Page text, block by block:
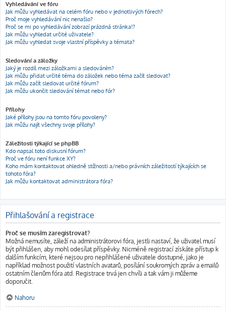
Vyhledávání ve fóru
Jak můžu vyhledávat na celém fóru nebo v jednotlivých fórech?
Proč moje vyhledávání nic nenašlo?
Proč se mi po vyhledávání zobrazí prázdná stránka!?
Jak můžu vyhledat určité uživatele?
Jak můžu vyhledat svoje vlastní příspěvky a témata?
Sledování a záložky
Jaký je rozdíl mezi záložkami a sledováním?
Jak můžu přidat určité téma do záložek nebo téma začít sledovat?
Jak můžu začít sledovat určité fórum?
Jak můžu ukončit sledování témat nebo fór?
Přílohy
Jaké přílohy jsou na tomto fóru povoleny?
Jak můžu najít všechny svoje přílohy?
Záležitosti týkající se phpBB
Kdo napsal toto diskusní fórum?
Proč ve fóru není funkce XY?
Koho mám kontaktovat ohledně stížnosti a/nebo právních záležitostí týkajících se
tohoto fóra?
Jak můžu kontaktovat administrátora fóra?
Přihlašování a registrace
Proč se musím zaregistrovat?
Možná nemusíte, záleží na administrátorovi fóra, jestli nastaví, že uživatel musí
být přihlášen, aby mohl odesílat příspěvky. Nicméně registrací získáte přístup k
dalším funkcím, které nejsou pro nepřihlášené uživatele dostupné, jako je
například možnost použití vlastních avatarů, posílání soukromých zpráv a emailů
ostatním členům fóra atd. Registrace trvá jen chvíli a tak vám ji můžeme
doporučit.
Nahoru